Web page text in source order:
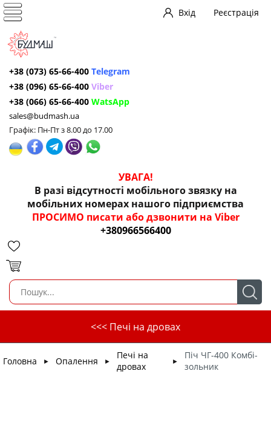
Вхід Реєстрація
+38 (073) 65-66-400 Telegram
+38 (096) 65-66-400 Viber
+38 (066) 65-66-400 WatsApp
sales@budmash.ua
Графік: Пн-Пт з 8.00 до 17.00
УВАГА!
В разі відсутності мобільного звязку на
мобільних номерах нашого підприємства
ПРОСИМО писати або дзвонити на Viber
+380966566400
<<< Печі на дровах
Головна ► Опалення ►
Печі на
дровах
►
Піч ЧГ-400 Комбі-
зольник